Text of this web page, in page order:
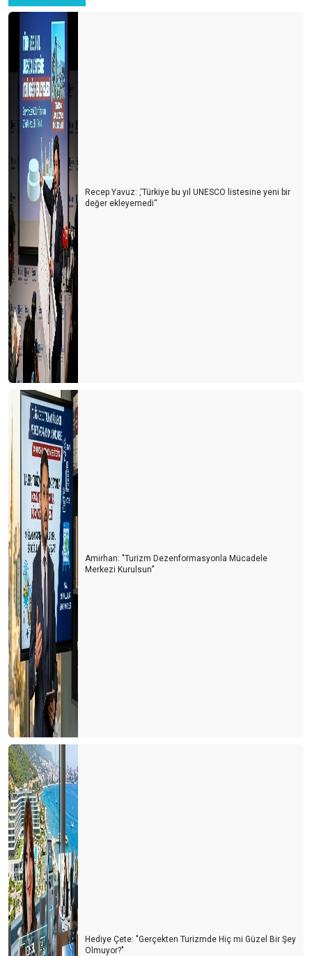
Recep Yavuz: ‚‘Türkiye bu yıl UNESCO listesine yeni bir
değer ekleyemedi‘‘
Amirhan: "Turizm Dezenformasyonla Mücadele
Merkezi Kurulsun’’
Hediye Çete: "Gerçekten Turizmde Hiç mi Güzel Bir Şey
Olmuyor?"